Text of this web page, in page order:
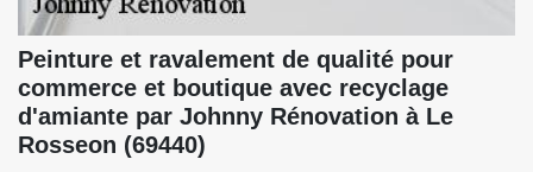
Peinture et ravalement de qualité pour
commerce et boutique avec recyclage
d'amiante par Johnny Rénovation à Le
Rosseon (69440)